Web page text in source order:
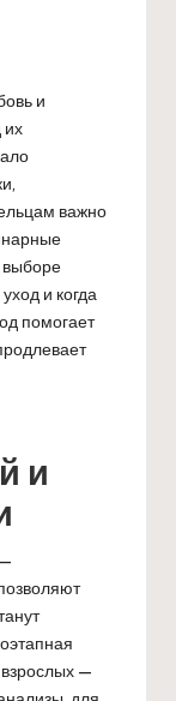
и
их
важно
выборе
и когда
помогает
и
взрослых —